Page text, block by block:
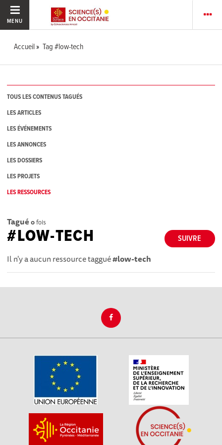
MENU
Accueil Tag #low-tech
TOUS LES CONTENUS TAGUÉS
LES ARTICLES
LES ÉVÉNEMENTS
LES ANNONCES
LES DOSSIERS
LES PROJETS
LES RESSOURCES
Tagué 0fois
SUIVRE
#LOW-TECH
Il n'y a aucun ressource taggué#low-tech